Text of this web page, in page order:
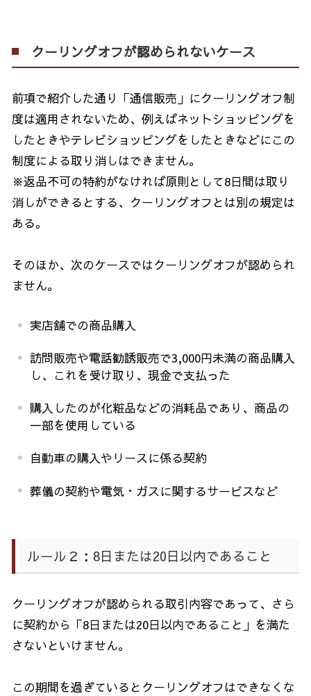
クーリングオフが認められないケース
前項で紹介した通り「通信販売」にクーリングオフ制
度は適用されないため、例えばネットショッピングを
したときやテレビショッピングをしたときなどにこの
制度による取り消しはできません。
※返品不可の特約がなければ原則として8日間は取り
消しができるとする、クーリングオフとは別の規定は
ある。
そのほか、次のケースではクーリングオフが認められ
ません。
実店舗での商品購入
訪問販売や電話勧誘販売で3,000円未満の商品購入
し、これを受け取り、現金で支払った
購入したのが化粧品などの消耗品であり、商品の
一部を使用している
自動車の購入やリースに係る契約
葬儀の契約や電気・ガスに関するサービスなど
ルール２：8日または20日以内であること
クーリングオフが認められる取引内容であって、さら
に契約から「8日または20日以内であること」を満た
さないといけません。
この期間を過ぎているとクーリングオフはできなくな